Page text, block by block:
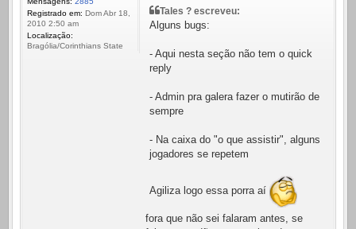
Registrado em: Dom Abr 18,
2010 2:50 am
Localização:
Bragólia/Corinthians State
Tales ? escreveu:
Alguns bugs:
- Aqui nesta seção não tem o quick
reply
- Admin pra galera fazer o mutirão de
sempre
- Na caixa do "o que assistir", alguns
jogadores se repetem
Agiliza logo essa porra aí
fora que não sei falaram antes, se